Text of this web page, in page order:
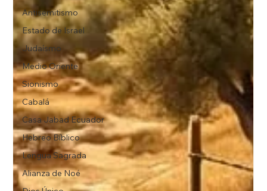
Antisemitismo
Estado de Israel
Judaísmo
Medio Oriente
Sionismo
Cabalá
Casa Jabad Ecuador
Hebreo Bíblico
Lengua Sagrada
Alianza de Noé